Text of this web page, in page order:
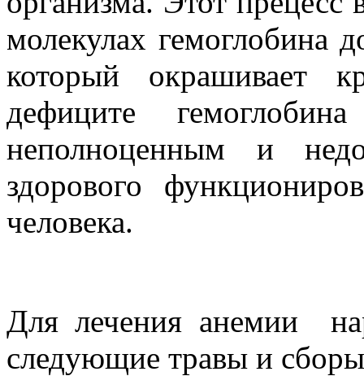
молекулах гемоглобина
который окрашивает
дефиците
неполноценным и
здорового
человека.
Для лечения анемии
следующие травы и